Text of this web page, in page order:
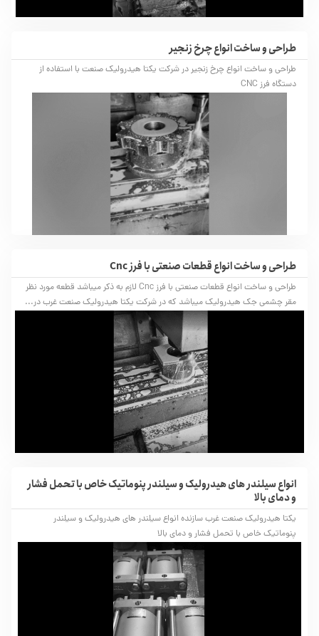
طراحی و ساخت انواع چرخ زنجیر
طراحی و ساخت انواع چرخ زنجیر در شرکت یکتا هیدرولیک صنعت با استفاده از
دستگاه فرز CNC
طراحی و ساخت انواع قطعات صنعتی با فرز Cnc
طراحی و ساخت انواع قطعات صنعتی با فرز Cnc لازم به ذکر میباشد قطعه مورد نظر
مقر چشمی جک هیدرولیک میباشد که در شرکت یکتا هیدرولیک صنعت غرب در...
انواع سیلندر های هیدرولیک و سیلندر پنوماتیک خاص با تحمل فشار
و دمای بالا
یکتا هیدرولیک صنعت غرب سازنده انواع سیلندر های هیدرولیک و سیلندر
پنوماتیک خاص با تحمل فشار و دمای بالا